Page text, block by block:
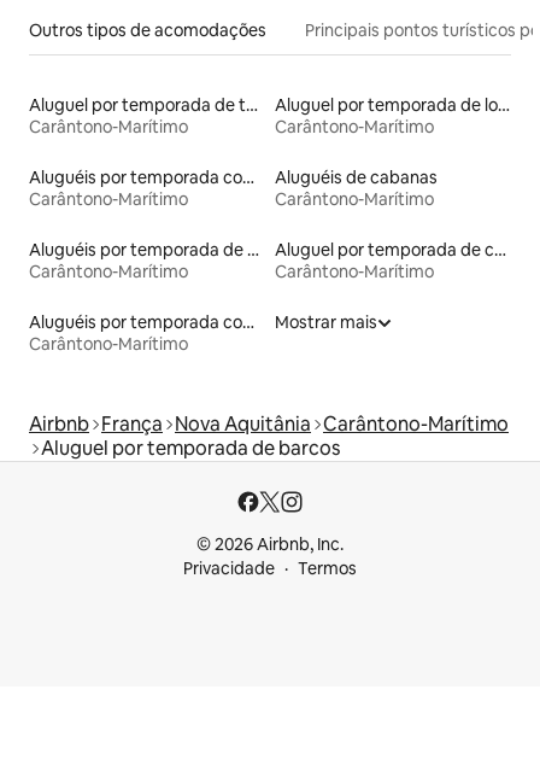
Outros tipos de acomodações Principais pontos turísticos
Aluguel por temporada de tendas
Carântono-Marítimo
Aluguel por temporada de lofts
Carântono-Marítimo
Aluguéis por temporada com café da manhã
Carântono-Marítimo
Aluguéis de cabanas
Carântono-Marítimo
Aluguéis por temporada de celeiros
Carântono-Marítimo
Aluguel por temporada de casas de hóspedes
Carântono-Marítimo
Aluguéis por temporada com acesso à praia
Carântono-Marítimo
Mostrar mais
Airbnb França Nova Aquitânia Carântono-Marítimo
Aluguel por temporada de barcos
© 2026 Airbnb, Inc.
Privacidade
Termos